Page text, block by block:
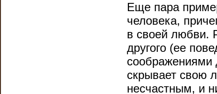
Еще пара
человека,
в своей любви.
другого (ее
соображениями
скрывает свою
несчастным, и